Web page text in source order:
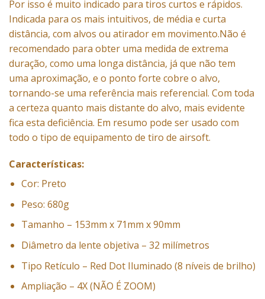
Por isso é muito indicado para tiros curtos e rápidos.
Indicada para os mais intuitivos, de média e curta
distância, com alvos ou atirador em movimento.Não é
recomendado para obter uma medida de extrema
duração, como uma longa distância, já que não tem
uma aproximação, e o ponto forte cobre o alvo,
tornando-se uma referência mais referencial. Com toda
a certeza quanto mais distante do alvo, mais evidente
fica esta deficiência. Em resumo pode ser usado com
todo o tipo de equipamento de tiro de airsoft.
Características:
Cor: Preto
Peso: 680g
Tamanho – 153mm x 71mm x 90mm
Diâmetro da lente objetiva – 32 milímetros
Tipo Retículo – Red Dot Iluminado (8 níveis de brilho)
Ampliação – 4X (NÃO É ZOOM)